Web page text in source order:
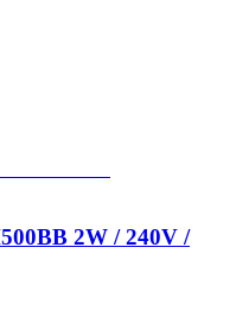
2W / 240V /